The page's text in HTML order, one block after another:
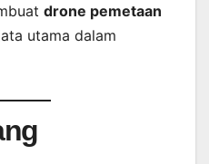
drone pemetaan
utama dalam